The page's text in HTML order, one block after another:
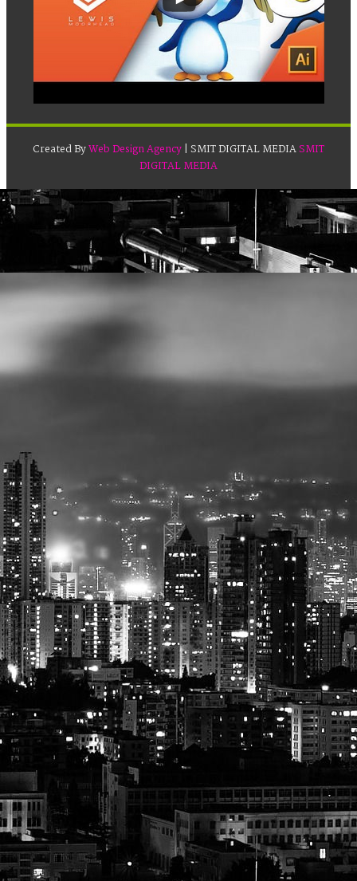
Created ByWeb Design Agency| SMIT DIGITAL MEDIASMIT
DIGITAL MEDIA